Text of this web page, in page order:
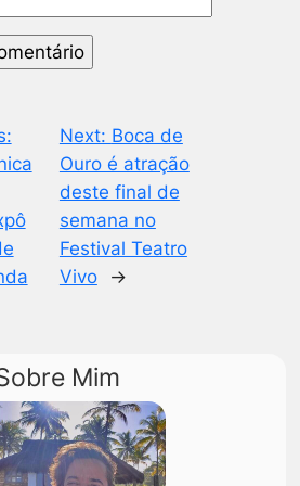
Next: Boca de
Ouro é atração
deste final de
semana no
Festival Teatro
Vivo
→
Mim